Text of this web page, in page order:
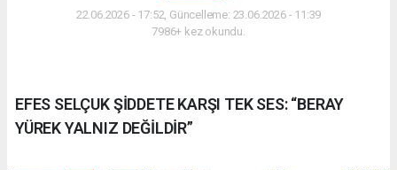
22.06.2026 - 17:52, Güncelleme: 23.06.2026 - 11:39
7986+ kez okundu.
EFES SELÇUK ŞİDDETE KARŞI TEK SES: “BERAY
YÜREK YALNIZ DEĞİLDİR”